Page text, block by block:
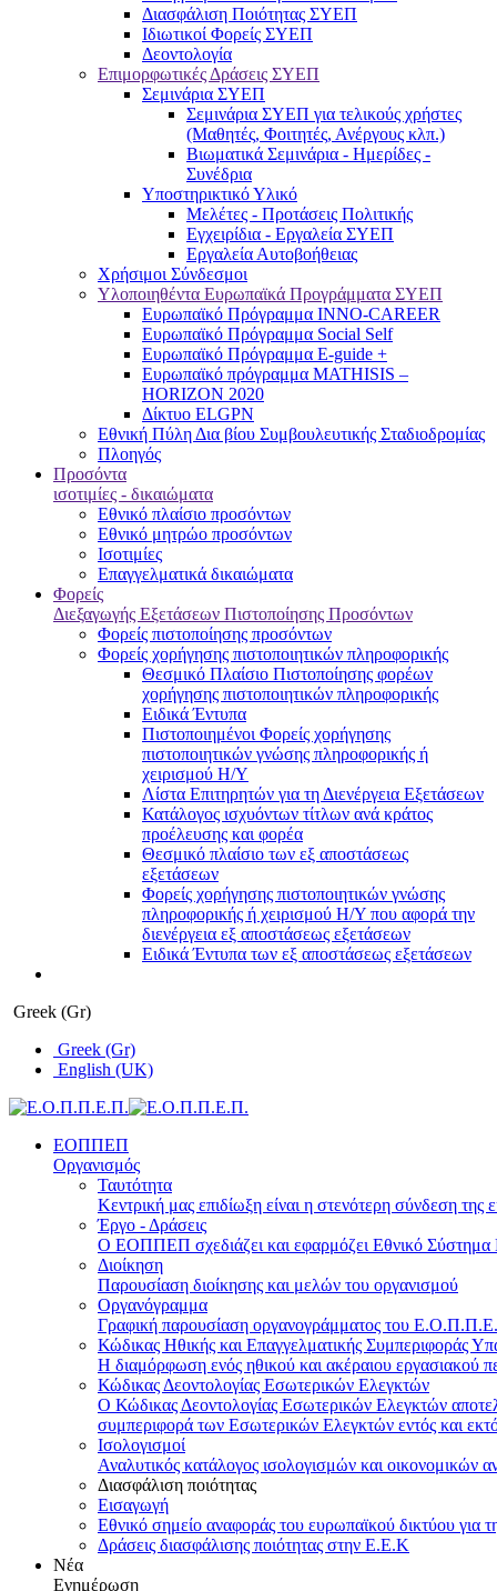
Διασφάλιση Ποιότητας ΣΥΕΠ
Ιδιωτικοί Φορείς ΣΥΕΠ
Δεοντολογία
Επιμορφωτικές Δράσεις ΣΥΕΠ
Σεμινάρια ΣΥΕΠ
Σεμινάρια ΣΥΕΠ για τελικούς χρήστες
(Μαθητές, Φοιτητές, Ανέργους κλπ.)
Βιωματικά Σεμινάρια - Ημερίδες -
Συνέδρια
Υποστηρικτικό Υλικό
Μελέτες - Προτάσεις Πολιτικής
Εγχειρίδια - Εργαλεία ΣΥΕΠ
Εργαλεία Αυτοβοήθειας
Χρήσιμοι Σύνδεσμοι
Υλοποιηθέντα Ευρωπαϊκά Προγράμματα ΣΥΕΠ
Ευρωπαϊκό Πρόγραμμα INNO-CAREER
Ευρωπαϊκό Πρόγραμμα Social Self
Ευρωπαϊκό Πρόγραμμα E-guide +
Ευρωπαϊκό πρόγραμμα MATHISIS –
HORIZON 2020
Δίκτυο ELGPN
Εθνική Πύλη Δια βίου Συμβουλευτικής Σταδιοδρομίας
Πλοηγός
Προσόντα
ισοτιμίες - δικαιώματα
Εθνικό πλαίσιο προσόντων
Εθνικό μητρώο προσόντων
Ισοτιμίες
Επαγγελματικά δικαιώματα
Φορείς
Διεξαγωγής Εξετάσεων Πιστοποίησης Προσόντων
Φορείς πιστοποίησης προσόντων
Φορείς χορήγησης πιστοποιητικών πληροφορικής
Θεσμικό Πλαίσιο Πιστοποίησης φορέων
χορήγησης πιστοποιητικών πληροφορικής
Ειδικά Έντυπα
Πιστοποιημένοι Φορείς χορήγησης
πιστοποιητικών γνώσης πληροφορικής ή
χειρισμού Η/Υ
Λίστα Επιτηρητών για τη Διενέργεια Εξετάσεων
Κατάλογος ισχυόντων τίτλων ανά κράτος
προέλευσης και φορέα
Θεσμικό πλαίσιο των εξ αποστάσεως
εξετάσεων
Φορείς χορήγησης πιστοποιητικών γνώσης
πληροφορικής ή χειρισμού Η/Υ που αφορά την
διενέργεια εξ αποστάσεως εξετάσεων
Ειδικά Έντυπα των εξ αποστάσεως εξετάσεων
Greek (Gr)
Greek (Gr)
English (UK)
ΕΟΠΠΕΠ
Οργανισμός
Ταυτότητα
Κεντρική μας επιδίωξη είναι η στενότερη σύνδεση της
Έργο - Δράσεις
Ο ΕΟΠΠΕΠ σχεδιάζει και εφαρμόζει Eθνικό Σύστημα
Διοίκηση
Παρουσίαση διοίκησης και μελών του οργανισμού
Οργανόγραμμα
Γραφική παρουσίαση οργανογράμματος του
Κώδικας Ηθικής και Επαγγελματικής Συμπεριφοράς
Η διαμόρφωση ενός ηθικού και ακέραιου εργασιακού
Κώδικας Δεοντολογίας Εσωτερικών Ελεγκτών
Ο Κώδικας Δεοντολογίας Εσωτερικών Ελεγκτών
συμπεριφορά των Εσωτερικών Ελεγκτών εντός και
Ισολογισμοί
Αναλυτικός κατάλογος ισολογισμών και οικονομικών
Διασφάλιση ποιότητας
Εισαγωγή
Εθνικό σημείο αναφοράς του ευρωπαϊκού δικτύου για
Δράσεις διασφάλισης ποιότητας στην Ε.Ε.Κ
Νέα
Ενημέρωση